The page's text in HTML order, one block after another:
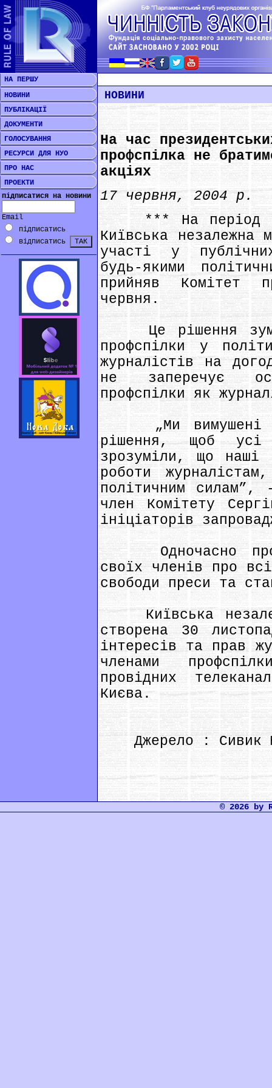
НА ПЕРШУ
НОВИНИ
ПУБЛІКАЦІЇ
ДОКУМЕНТИ
ГОЛОСУВАННЯ
РЕСУРСИ ДЛЯ НУО
ПРО НАС
ПРОЕКТИ
підписатися на новини
Email
підписатись
відписатись
НОВИНИ
На час
профспілка не
акціях
17 червня, 2004 р.
*** На період до
Київська незалежна
участі у
будь-якими
прийняв Комітет
червня.
Це рішення
профспілки у
журналістів на
не заперечує
профспілки як
„Ми вимушені
рішення, щоб усі
зрозуміли, що наші
роботи
політичним силам”,
член Комітету
ініціаторів
Одночасно
своїх членів про
свободи преси та
Київська
створена 30
інтересів та прав
членами
провідних
Києва.
Джерело : Сивик
© 2026 by